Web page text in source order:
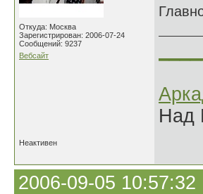
Откуда: Москва
Зарегистрирован: 2006-07-24
Сообщений: 9237
Вебсайт
Над
Неактивен
2006-09-05 10:57:32